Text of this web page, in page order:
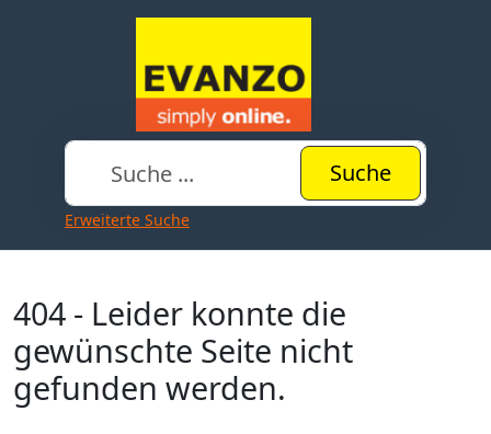
Suche
Erweiterte Suche
404 - Leider konnte die
gewünschte Seite nicht
gefunden werden.